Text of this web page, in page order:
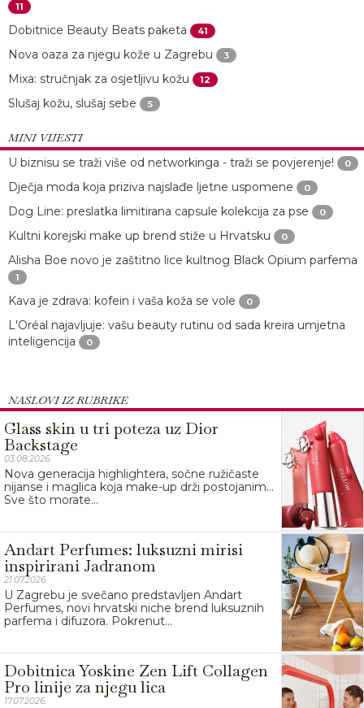
11
Dobitnice Beauty Beats paketa 41
Nova oaza za njegu kože u Zagrebu 3
Mixa: stručnjak za osjetljivu kožu 12
Slušaj kožu, slušaj sebe 5
MINI VIJESTI
U biznisu se traži više od networkinga - traži se povjerenje!
0
Dječja moda koja priziva najslađe ljetne uspomene 0
Dog Line: preslatka limitirana capsule kolekcija za pse 0
Kultni korejski make up brend stiže u Hrvatsku 0
Alisha Boe novo je zaštitno lice kultnog Black Opium parfema
1
Kava je zdrava: kofein i vaša koža se vole 0
L'Oréal najavljuje: vašu beauty rutinu od sada kreira umjetna
inteligencija
0
NASLOVI IZ RUBRIKE
Glass skin u tri poteza uz Dior
Backstage
03.08.2026.
Nova generacija highlightera, sočne ružičaste
nijanse i maglica koja make-up drži postojanim…
Sve što morate...
Andart Perfumes: luksuzni mirisi
inspirirani Jadranom
21.07.2026.
U Zagrebu je svečano predstavljen Andart
Perfumes, novi hrvatski niche brend luksuznih
parfema i difuzora. Pokrenut...
Dobitnica Yoskine Zen Lift Collagen
Pro linije za njegu lica
17.07.2026.